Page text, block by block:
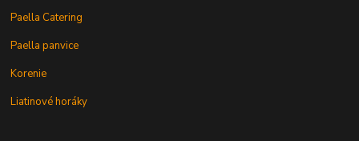
Paella Catering
Paella panvice
Korenie
Liatinové horáky